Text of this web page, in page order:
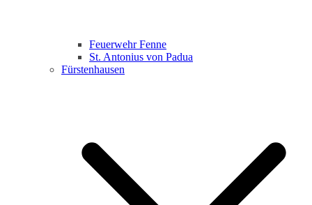
Feuerwehr Fenne
St. Antonius von Padua
Fürstenhausen